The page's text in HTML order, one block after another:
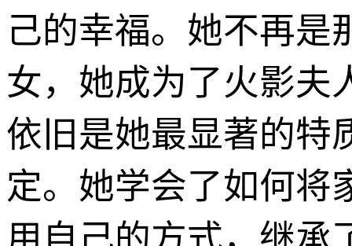
己的幸福。她不再是
女，她成为了火影夫
依旧是她最显著的特
定。她学会了如何将